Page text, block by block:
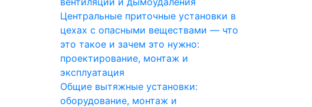
Центральные приточные установки в
цехах с опасными веществами — что
это такое и зачем это нужно:
проектирование, монтаж и
эксплуатация
Общие вытяжные установки:
оборудование, монтаж и